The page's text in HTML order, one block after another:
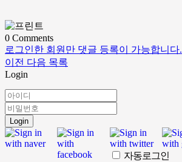
0 Comments
로그인한 회원만 댓글 등록이 가능합니다.
이전 다음 목록
Login
Login
자동로그인